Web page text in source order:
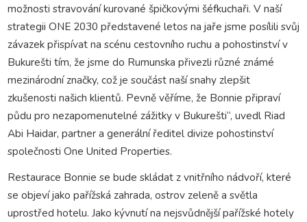
možnosti stravování kurované špičkovými šéfkuchaři. V naší
strategii ONE 2030 představené letos na jaře jsme posílili svůj
závazek přispívat na scénu cestovního ruchu a pohostinství v
Bukurešti tím, že jsme do Rumunska přivezli různé známé
mezinárodní značky, což je součást naší snahy zlepšit
zkušenosti našich klientů. Pevně ​​věříme, že Bonnie připraví
půdu pro nezapomenutelné zážitky v Bukurešti“, uvedl Riad
Abi Haidar, partner a generální ředitel divize pohostinství
společnosti One United Properties.
Restaurace Bonnie se bude skládat z vnitřního nádvoří, které
se objeví jako pařížská zahrada, ostrov zeleně a světla
uprostřed hotelu. Jako kývnutí na nejsvůdnější pařížské hotely